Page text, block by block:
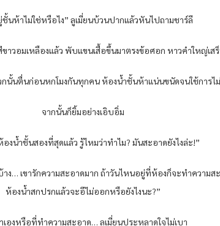
ชั้นห้าไม่ใช่หรือไง” ลูเมี่ยนบ้วนปากแล้วหันไปถามชาร์ลี
ขาวอมเหลืองแล้ว พับแขนเสื้อขึ้นมาตรงข้อศอก หาวคำใหญ่เส
กนั้นตื่นก่อนหกโมงกันทุกคน ห้องน้ำชั้นห้าแน่นขนัดจนใช้การไ
จากนั้นก็ยิ้มอย่างเอิบอิ่ม
งน้ำชั้นสองที่สุดแล้ว รู้ไหมว่าทำไม? มันสะอาดยังไงล่ะ!”
าง… เขารักความสะอาดมาก ถ้าวันไหนอยู่ที่ห้องก็จะทำความ
ห้องน้ำสกปรกแล้วจะอึไม่ออกหรือยังไงนะ?”
เองหรือที่ทำความสะอาด… ลูเมี่ยนประหลาดใจไม่เบา